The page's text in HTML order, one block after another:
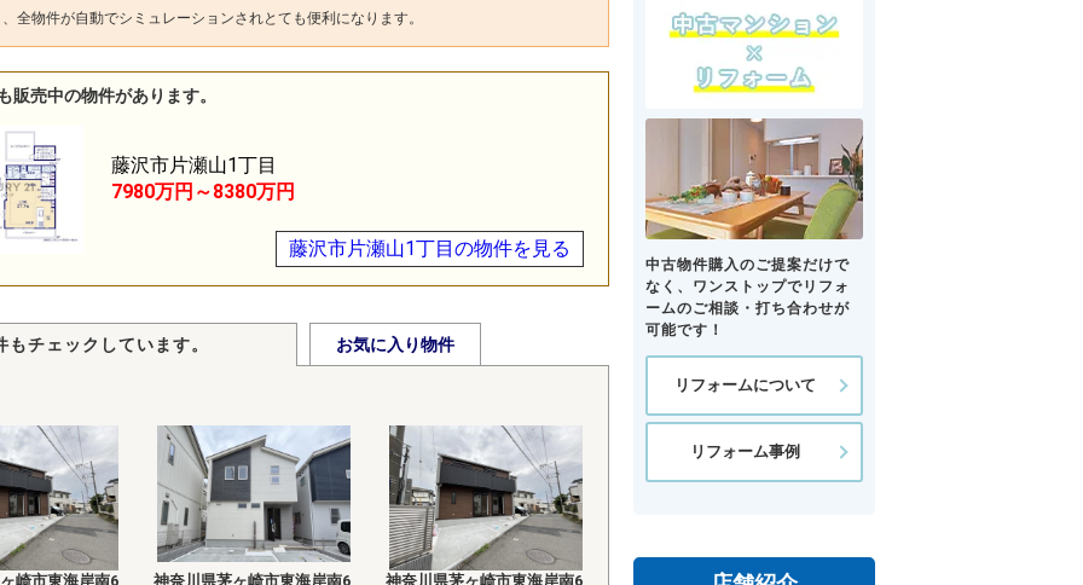
全物件が自動でシミュレーションされとても便利になります。
売中の物件があります。
藤沢市片瀬山1丁目の物件を見る
藤沢市片瀬山1丁目
7980万円～8380万円
チェックしています。 お気に入り物件
崎市東海岸南6 神奈川県茅ヶ崎市東海岸南6 神奈川県茅ヶ崎市東海岸南6
中古物件購入のご提案だけで
なく、ワンストップでリフォ
ームのご相談・打ち合わせが
可能です！
リフォームについて
リフォーム事例